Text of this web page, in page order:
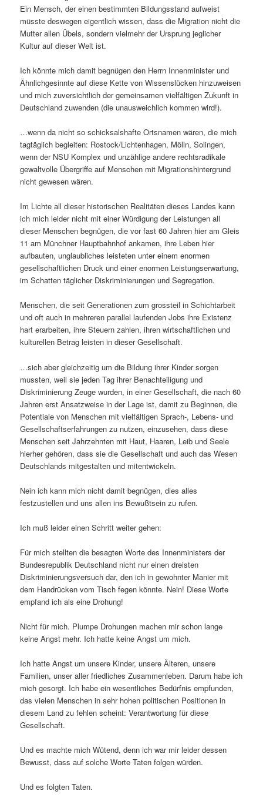
Ein Mensch, der einen bestimmten Bildungsstand aufweist
müsste deswegen eigentlich wissen, dass die Migration nicht die
Mutter allen Übels, sondern vielmehr der Ursprung jeglicher
Kultur auf dieser Welt ist.
Ich könnte mich damit begnügen den Herrn Innenminister und
Ähnlichgesinnte auf diese Kette von Wissenslücken hinzuweisen
und mich zuversichtlich der gemeinsamen vielfältigen Zukunft in
Deutschland zuwenden (die unausweichlich kommen wird!).
…wenn da nicht so schicksalshafte Ortsnamen wären, die mich
tagtäglich begleiten: Rostock/Lichtenhagen, Mölln, Solingen,
wenn der NSU Komplex und unzählige andere rechtsradikale
gewaltvolle Übergriffe auf Menschen mit Migrationshintergrund
nicht gewesen wären.
Im Lichte all dieser historischen Realitäten dieses Landes kann
ich mich leider nicht mit einer Würdigung der Leistungen all
dieser Menschen begnügen, die vor fast 60 Jahren hier am Gleis
11 am Münchner Hauptbahnhof ankamen, ihre Leben hier
aufbauten, unglaubliches leisteten unter einem enormen
gesellschaftlichen Druck und einer enormen Leistungserwartung,
im Schatten täglicher Diskriminierungen und Segregation.
Menschen, die seit Generationen zum grossteil in Schichtarbeit
und oft auch in mehreren parallel laufenden Jobs ihre Existenz
hart erarbeiten, ihre Steuern zahlen, ihren wirtschaftlichen und
kulturellen Betrag leisten in dieser Gesellschaft.
…sich aber gleichzeitig um die Bildung ihrer Kinder sorgen
mussten, weil sie jeden Tag ihrer Benachteiligung und
Diskriminierung Zeuge wurden, in einer Gesellschaft, die nach 60
Jahren erst Ansatzweise in der Lage ist, damit zu Beginnen, die
Potentiale von Menschen mit vielfältigen Sprach-, Lebens- und
Gesellschaftserfahrungen zu nutzen, einzusehen, dass diese
Menschen seit Jahrzehnten mit Haut, Haaren, Leib und Seele
hierher gehören, dass sie die Gesellschaft und auch das Wesen
Deutschlands mitgestalten und mitentwickeln.
Nein ich kann mich nicht damit begnügen, dies alles
festzustellen und uns allen ins Bewußtsein zu rufen.
Ich muß leider einen Schritt weiter gehen:
Für mich stellten die besagten Worte des Innenministers der
Bundesrepublik Deutschland nicht nur einen dreisten
Diskriminierungsversuch dar, den ich in gewohnter Manier mit
dem Handrücken vom Tisch fegen könnte. Nein! Diese Worte
empfand ich als eine Drohung!
Nicht für mich. Plumpe Drohungen machen mir schon lange
keine Angst mehr. Ich hatte keine Angst um mich.
Ich hatte Angst um unsere Kinder, unsere Älteren, unsere
Familien, unser aller friedliches Zusammenleben. Darum habe ich
mich gesorgt. Ich habe ein wesentliches Bedürfnis empfunden,
das vielen Menschen in sehr hohen politischen Positionen in
diesem Land zu fehlen scheint: Verantwortung für diese
Gesellschaft.
Und es machte mich Wütend, denn ich war mir leider dessen
Bewusst, dass auf solche Worte Taten folgen würden.
Und es folgten Taten.